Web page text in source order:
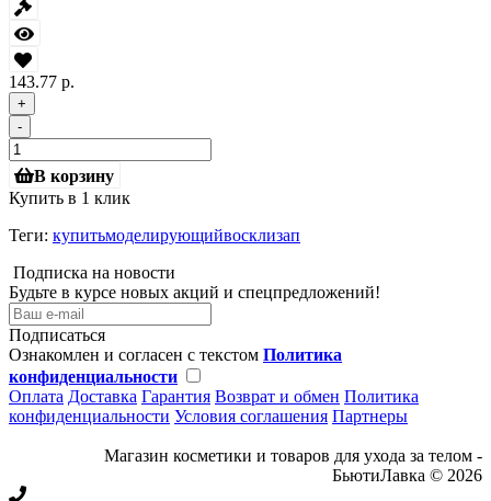
143.77 р.
+
-
В корзину
Купить в 1 клик
Теги: купитьмоделирующийвосклизап
Подписка на новости
Будьте в курсе новых акций и спецпредложений!
Подписаться
Ознакомлен и согласен с текстом Политика
конфиденциальности
Оплата Доставка Гарантия Возврат и обмен Политика
конфиденциальности Условия соглашения Партнеры
Магазин косметики и товаров для ухода за телом -
БьютиЛавка © 2026